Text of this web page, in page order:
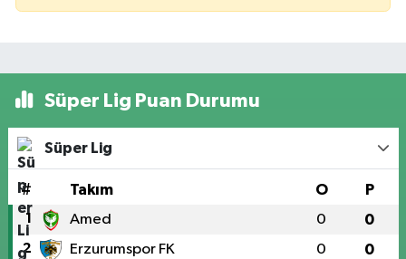
Süper Lig Puan Durumu
Süper Lig
# Takım O P
1 Amed 0 0
2 Erzurumspor FK 0 0